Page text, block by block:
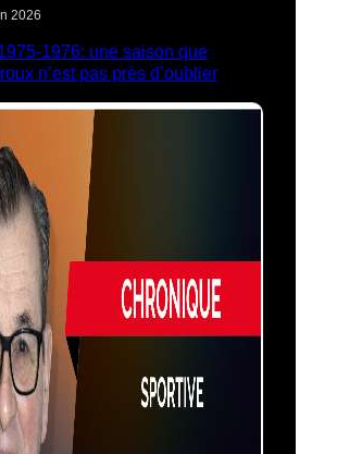
2026
1976: une saison que
n’est pas près d’oublier